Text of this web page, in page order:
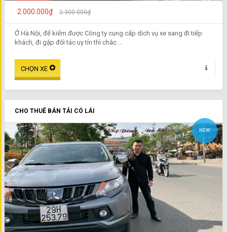
2.000.000₫ 2.300.000₫
Ở Hà Nội, để kiếm được Công ty cung cấp dịch vụ xe sang đi tiếp
khách, đi gặp đối tác uy tín thì chắc ...
CHO THUÊ BÁN TẢI CÓ LÁI
NEW